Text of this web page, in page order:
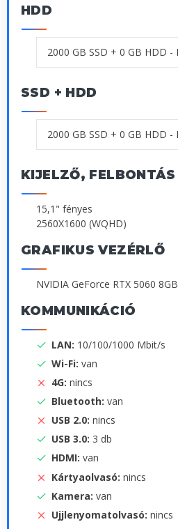
HDD
SSD + HDD
KIJELZŐ, FELBONTÁS
15,1" fényes
2560X1600 (WQHD)
GRAFIKUS VEZÉRLŐ
NVIDIA GeForce RTX 5060 8GB
KOMMUNIKÁCIÓ
LAN: 10/100/1000 Mbit/s
Wi-Fi: van
4G: nincs
Bluetooth: van
USB 2.0: nincs
USB 3.0: 3 db
HDMI: van
Kártyaolvasó: nincs
Kamera: van
Ujjlenyomatolvasó: nincs